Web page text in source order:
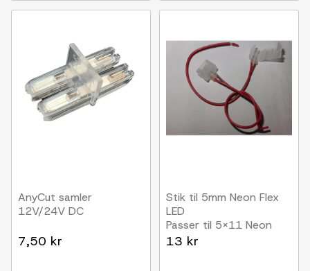
AnyCut samler
12V/24V DC
7,50 kr
Stik til 5mm Neon Flex
LED
Passer til 5x11 Neon
Flex LED
13 kr